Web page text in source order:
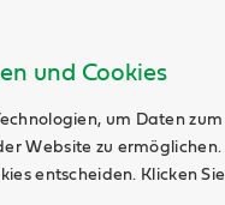
und Cookies
um Daten
Website zu
entscheiden. Klicken